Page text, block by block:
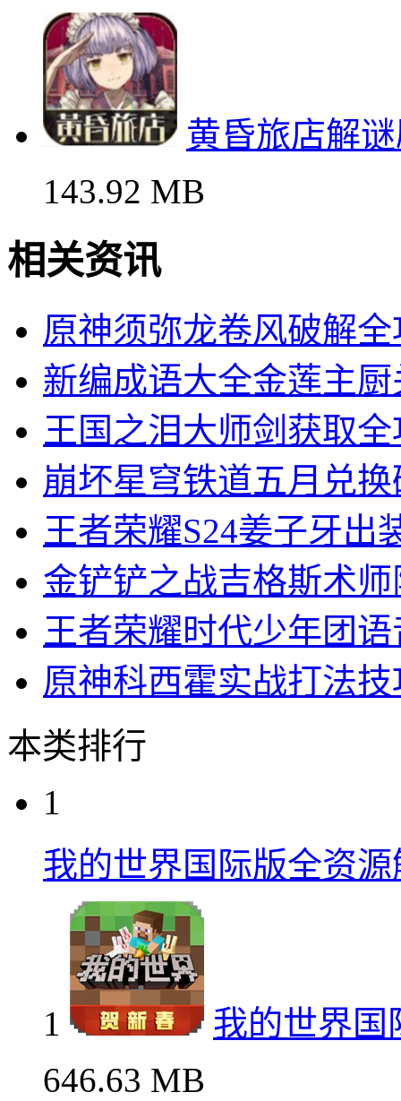
黄昏旅店解
143.92 MB
相关资讯
原神须弥龙卷风破解全
新编成语大全金莲主
王国之泪大师剑获取
崩坏星穹铁道五月兑
王者荣耀S24姜子牙出
金铲铲之战吉格斯术
王者荣耀时代少年团
原神科西霍实战打法
本类排行
1
我的世界国际版全资
1
我的世界国
646.63 MB